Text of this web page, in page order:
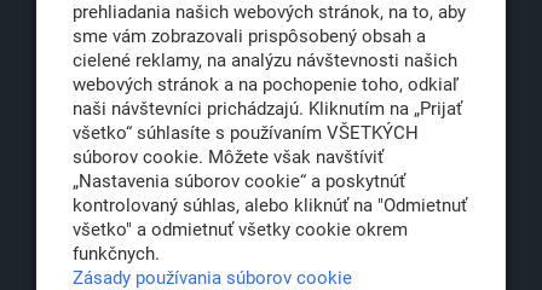
office@klub500.sk
+421 2 54 646 464
www.klub500.sk
Copyright: Klub 500, 2026
Všetky práva vyhradené
Právna informácia
prehliadania našich webových stránok, na to, aby
sme vám zobrazovali prispôsobený obsah a
cielené reklamy, na analýzu návštevnosti našich
webových stránok a na pochopenie toho, odkiaľ
naši návštevníci prichádzajú. Kliknutím na „Prijať
všetko“ súhlasíte s používaním VŠETKÝCH
súborov cookie. Môžete však navštíviť
„Nastavenia súborov cookie“ a poskytnúť
kontrolovaný súhlas, alebo kliknúť na "Odmietnuť
všetko" a odmietnuť všetky cookie okrem
funkčnych.
Zásady používania súborov cookie